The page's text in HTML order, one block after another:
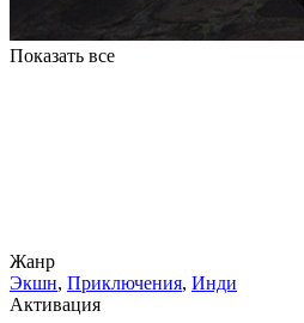
Показать все
Жанр
Экшн, Приключения, Инди
Активация